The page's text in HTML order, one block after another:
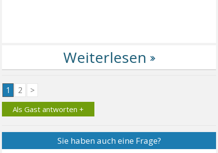
1 2 >
Als Gast antworten +
Sie haben auch eine Frage?